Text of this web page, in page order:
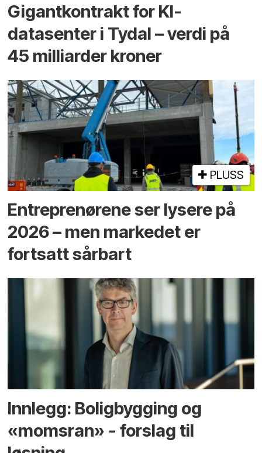
Gigantkontrakt for KI-
datasenter i Tydal – verdi på
45 milliarder kroner
PLUSS
Entreprenørene ser lysere på
2026 – men markedet er
fortsatt sårbart
Innlegg: Boligbygging og
«momsran» - forslag til